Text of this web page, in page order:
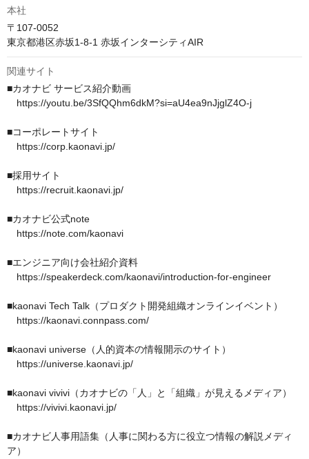
本社
〒107-0052
東京都港区赤坂1-8-1 赤坂インターシティAIR
関連サイト
■カオナビ サービス紹介動画
https://youtu.be/3SfQQhm6dkM?si=aU4ea9nJjglZ4O-j
■コーポレートサイト
https://corp.kaonavi.jp/
■採用サイト
https://recruit.kaonavi.jp/
■カオナビ公式note
https://note.com/kaonavi
■エンジニア向け会社紹介資料
https://speakerdeck.com/kaonavi/introduction-for-engineer
■kaonavi Tech Talk（プロダクト開発組織オンラインイベント）
https://kaonavi.connpass.com/
■kaonavi universe（人的資本の情報開示のサイト）
https://universe.kaonavi.jp/
■kaonavi vivivi（カオナビの「人」と「組織」が見えるメディア）
https://vivivi.kaonavi.jp/
■カオナビ人事用語集（人事に関わる方に役立つ情報の解説メディ
ア）